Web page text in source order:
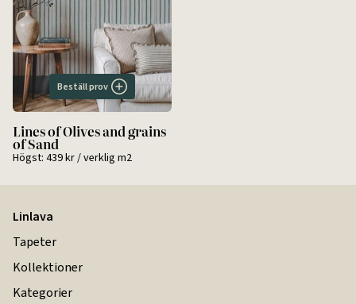
Beställ prov
Lines of Olives and grains
of Sand
Högst: 439 kr/ verklig m2
Linlava
Tapeter
Kollektioner
Kategorier